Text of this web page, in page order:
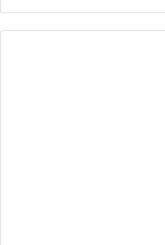
تا با خالقیت
هدایای ارزشمندی
گالری کاساندان
حـاج حیـدر خوشـبخت
نیـک در بـازار بـزرگ
صنعـت، بـا